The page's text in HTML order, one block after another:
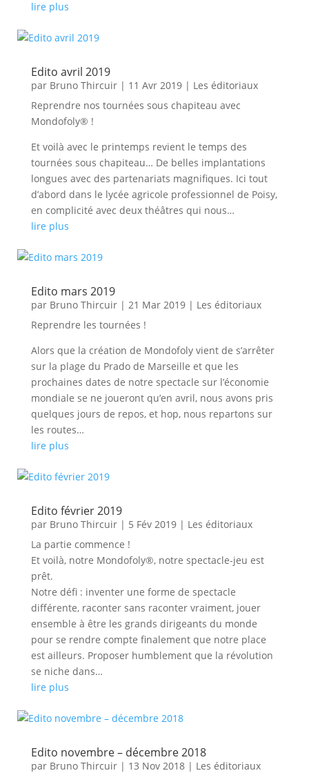
lire plus
Edito avril 2019
par Bruno Thircuir| 11 Avr 2019| Les éditoriaux
Reprendre nos tournées sous chapiteau avec
Mondofoly® !
Et voilà avec le printemps revient le temps des
tournées sous chapiteau… De belles implantations
longues avec des partenariats magnifiques. Ici tout
d’abord dans le lycée agricole professionnel de Poisy,
en complicité avec deux théâtres qui nous…
lire plus
Edito mars 2019
par Bruno Thircuir| 21 Mar 2019| Les éditoriaux
Reprendre les tournées !
Alors que la création de Mondofoly vient de s’arrêter
sur la plage du Prado de Marseille et que les
prochaines dates de notre spectacle sur l’économie
mondiale se ne joueront qu’en avril, nous avons pris
quelques jours de repos, et hop, nous repartons sur
les routes…
lire plus
Edito février 2019
par Bruno Thircuir| 5 Fév 2019| Les éditoriaux
La partie commence !
Et voilà, notre Mondofoly®, notre spectacle-jeu est
prêt.
Notre défi : inventer une forme de spectacle
différente, raconter sans raconter vraiment, jouer
ensemble à être les grands dirigeants du monde
pour se rendre compte finalement que notre place
est ailleurs. Proposer humblement que la révolution
se niche dans…
lire plus
Edito novembre – décembre 2018
par Bruno Thircuir| 13 Nov 2018| Les éditoriaux